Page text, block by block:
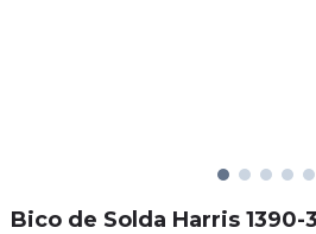
Bico de Solda Harris 1390-